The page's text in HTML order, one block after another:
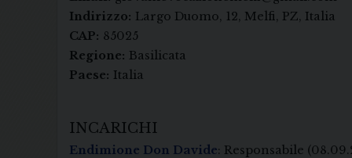
Indirizzo: Largo Duomo, 12, Melfi, PZ, Italia
CAP: 85025
Regione: Basilicata
Paese: Italia
INCARICHI
Endimione Don Davide: Responsabile